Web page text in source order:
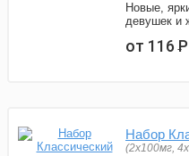
Новые,
девушек и
от 116Р
Набор
(2x100мг,